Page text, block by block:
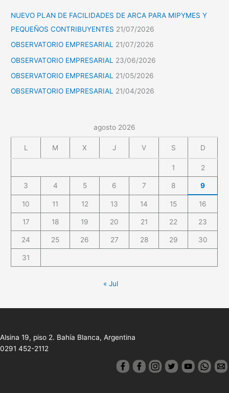
NUEVO PLAN DE FACILIDADES DE ARCA PARA MIPYMES Y
PEQUEÑOS CONTRIBUYENTES 21/07/2026
OBSERVATORIO EMPRESARIAL
21/07/2026
OBSERVATORIO EMPRESARIAL
23/06/2026
OBSERVATORIO EMPRESARIAL
21/05/2026
OBSERVATORIO EMPRESARIAL 21/04/2026
agosto 2026
L M X J V S D
1 2
3 4 5 6 7 8 9
10 11 12 13 14 15 16
17 18 19 20 21 22 23
24 25 26 27 28 29 30
31
« Jul
Alsina 19, piso 2. Bahía Blanca, Argentina
0291 452-2112